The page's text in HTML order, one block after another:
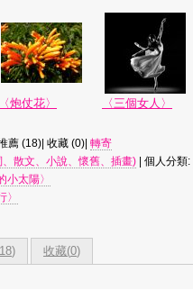
〈炮仗花〉 〈三個女人〉
薦 (18)| 收藏 (0)| 轉寄
、散文、小說、懷舊、插畫) | 個人分類:
小太陽〉
〉
18) 收藏(0)